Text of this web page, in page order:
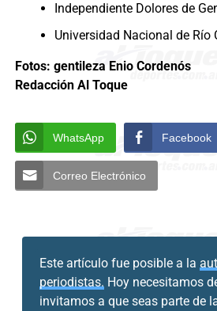
Independiente Dolores de
Universidad Nacional de Río
Fotos: gentileza Enio Cordenós
Redacción Al Toque
WhatsApp Facebook
Correo Electrónico
Este artículo fue posible a la
periodistas. Hoy necesitamos
invitamos a que seas parte de